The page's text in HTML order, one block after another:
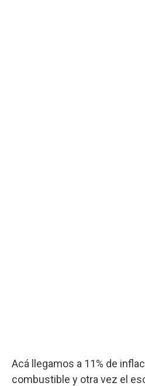
Acá llegamos a 11% de
combustible y otra vez el